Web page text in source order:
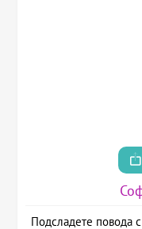
Подсладете повода